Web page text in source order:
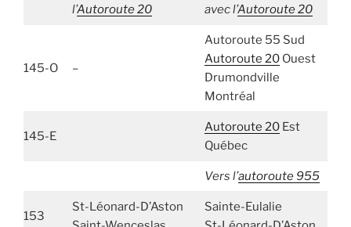
l’Autoroute 20
avec l’Autoroute 20
145-O –
Autoroute 55 Sud
Autoroute 20Ouest
Drumondville
Montréal
145-E
Autoroute 20Est
Québec
Vers l’autoroute 955
153
St-Léonard-D’Aston
Sainte-Eulalie